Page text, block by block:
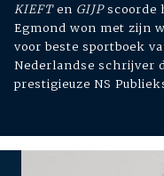
KIEFTen GIJPscoorde
Egmond won met zijn
voor beste sportboek
Nederlandse schrijver
prestigieuze NS